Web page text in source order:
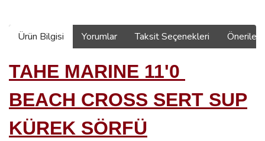
Ürün Bilgisi Yorumlar Taksit Seçenekleri
TAHE MARINE 11'0
BEACH CROSS SERT SUP
KÜREK SÖRFÜ